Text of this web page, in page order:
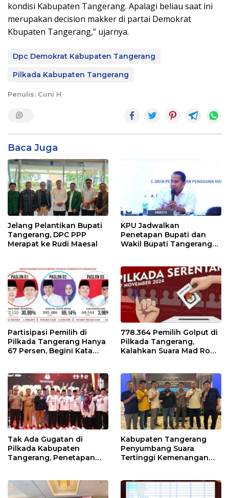
kondisi Kabupaten Tangerang. Apalagi beliau saat ini
merupakan decision makker di partai Demokrat
Kbupaten Tangerang,” ujarnya.
Dpc Demokrat Kabupaten Tangerang
Pilkada Kabupaten Tangerang
Penulis: Cuni H
Baca Juga
Jelang Pelantikan Bupati
Tangerang, DPC PPP
Merapat ke Rudi Maesal
KPU Jadwalkan
Penetapan Bupati dan
Wakil Bupati Tangerang
Partisipasi Pemilih di
Pilkada Tangerang Hanya
67 Persen, Begini Kata
778.364 Pemilih Golput di
Pilkada Tangerang,
Kalahkan Suara Mad Romli
Tak Ada Gugatan di
Pilkada Kabupaten
Tangerang, Penetapan
Kabupaten Tangerang
Penyumbang Suara
Tertinggi Kemenangan